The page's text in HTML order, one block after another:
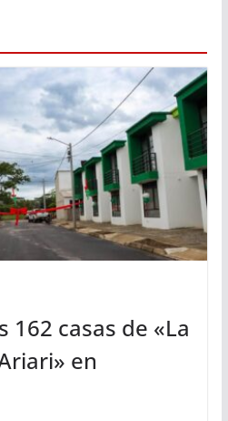
162 casas de «La
en